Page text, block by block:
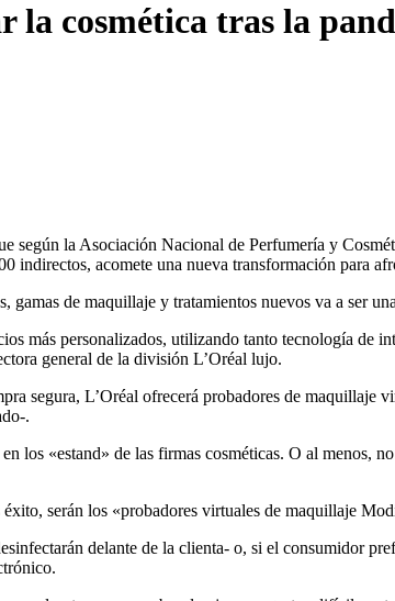
la cosmética tras la
según la Asociación Nacional de Perfumería y
indirectos, acomete una nueva transformación para
gamas de maquillaje y tratamientos nuevos va a ser
más personalizados, utilizando tanto tecnología
general de la división L’Oréal lujo.
segura, L’Oréal ofrecerá probadores de
.
los «estand» de las firmas cosméticas. O al menos,
éxito, serán los «probadores virtuales de maquillaje
delante de la clienta- o, si el consumidor